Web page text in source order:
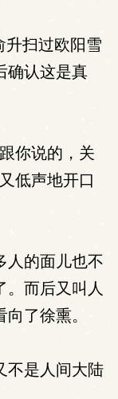
扫过欧阳雪
确认这是真
你说的，关
低声地开口
人的面儿也不
。而后又叫人
了徐熏。
不是人间大陆